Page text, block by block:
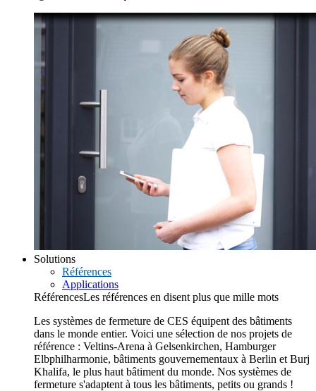
Solutions
Références
Applications
RéférencesLes références en disent plus que mille mots
Les systèmes de fermeture de CES équipent des bâtiments
dans le monde entier. Voici une sélection de nos projets de
référence : Veltins-Arena à Gelsenkirchen, Hamburger
Elbphilharmonie, bâtiments gouvernementaux à Berlin et Burj
Khalifa, le plus haut bâtiment du monde. Nos systèmes de
fermeture s'adaptent à tous les bâtiments, petits ou grands !